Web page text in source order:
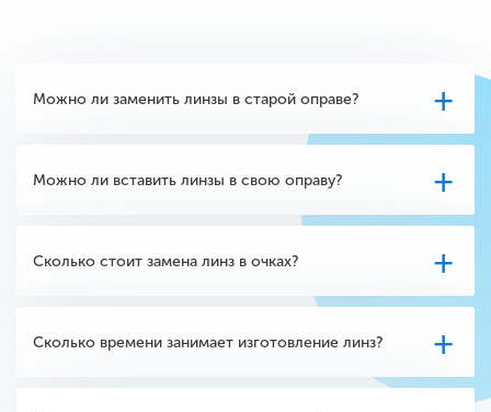
Можно ли заменить линзы в старой оправе?
Можно ли вставить линзы в свою оправу?
Сколько стоит замена линз в очках?
Сколько времени занимает изготовление линз?